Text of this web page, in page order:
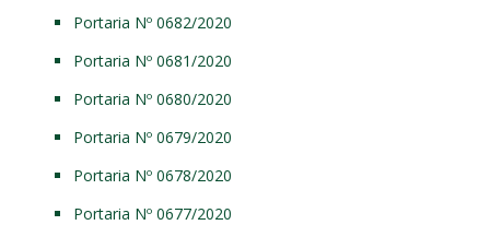
Portaria Nº 0682/2020
Portaria Nº 0681/2020
Portaria Nº 0680/2020
Portaria Nº 0679/2020
Portaria Nº 0678/2020
Portaria Nº 0677/2020